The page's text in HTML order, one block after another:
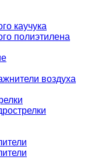
каучука
полиэтилена
воздуха